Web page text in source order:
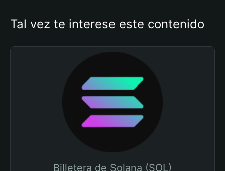
Tal vez te interese este contenido
Billetera de Solana (SOL)